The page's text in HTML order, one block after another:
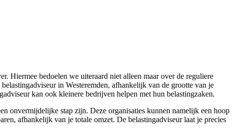
Hiermee bedoelen we uiteraard niet alleen maar over de reguliere
in Westeremden, afhankelijk van de grootte van je
kan ook kleinere bedrijven helpen met hun belastingzaken.
onvermijdelijke stap zijn. Deze organisaties kunnen namelijk een hoop
afhankelijk van je totale omzet. De belastingadviseur laat je precies